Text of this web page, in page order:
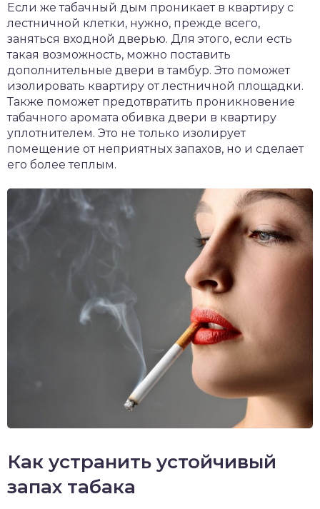
Если же табачный дым проникает в квартиру с
лестничной клетки, нужно, прежде всего,
заняться входной дверью. Для этого, если есть
такая возможность, можно поставить
дополнительные двери в тамбур. Это поможет
изолировать квартиру от лестничной площадки.
Также поможет предотвратить проникновение
табачного аромата обивка двери в квартиру
уплотнителем. Это не только изолирует
помещение от неприятных запахов, но и сделает
его более теплым.
Как устранить устойчивый
запах табака